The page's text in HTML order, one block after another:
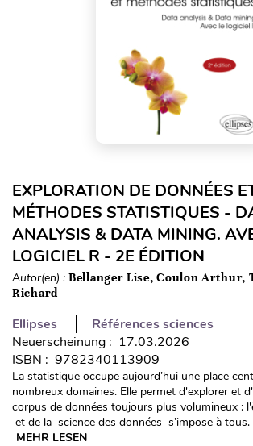
EXPLORATION DE DONNÉES
MÉTHODES STATISTIQUES -
ANALYSIS & DATA MINING.
LOGICIEL R - 2E ÉDITION
Autor(en) : Bellanger Lise, Coulon Arthur,
Richard
Ellipses
Références sciences
Neuerscheinung : 17.03.2026
ISBN : 9782340113909
La statistique occupe aujourd’hui une place
nombreux domaines. Elle permet d'explorer et
corpus de données toujours plus volumineux :
et de la science des données s’impose à tous.
MEHR LESEN